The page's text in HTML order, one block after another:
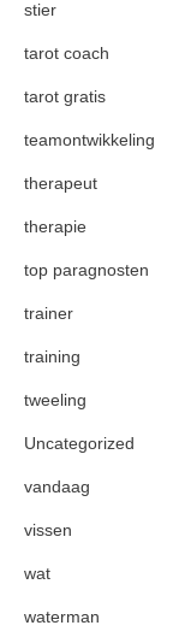
stier
tarot coach
tarot gratis
teamontwikkeling
therapeut
therapie
top paragnosten
trainer
training
tweeling
Uncategorized
vandaag
vissen
wat
waterman